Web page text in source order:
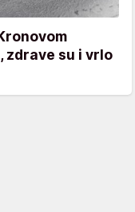
zdrave su i vrlo